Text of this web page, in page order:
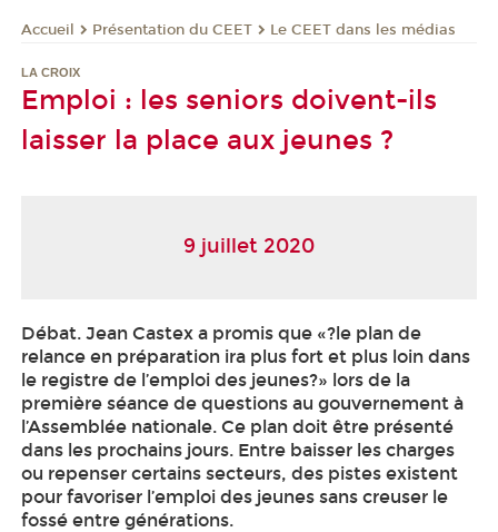
Accueil Présentation du CEET Le CEET dans les médias
LA CROIX
Emploi : les seniors doivent-ils
laisser la place aux jeunes ?
9 juillet 2020
Débat. Jean Castex a promis que «?le plan de
relance en préparation ira plus fort et plus loin dans
le registre de l’emploi des jeunes?» lors de la
première séance de questions au gouvernement à
l’Assemblée nationale. Ce plan doit être présenté
dans les prochains jours. Entre baisser les charges
ou repenser certains secteurs, des pistes existent
pour favoriser l’emploi des jeunes sans creuser le
fossé entre générations.